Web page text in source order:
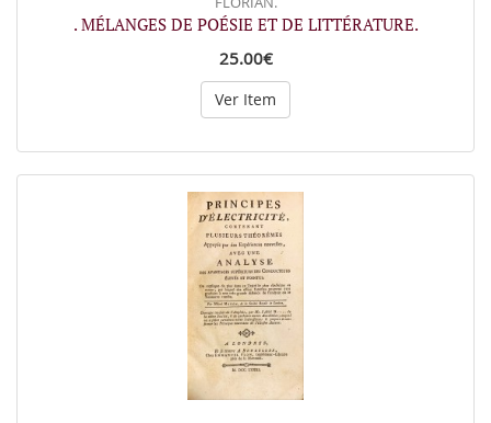
. MÉLANGES DE POÉSIE ET DE LITTÉRATURE.
25.00€
Ver Item